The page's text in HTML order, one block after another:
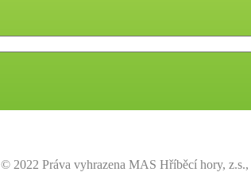
© 2022 Práva vyhrazena MAS Hříběcí hory, z.s.,